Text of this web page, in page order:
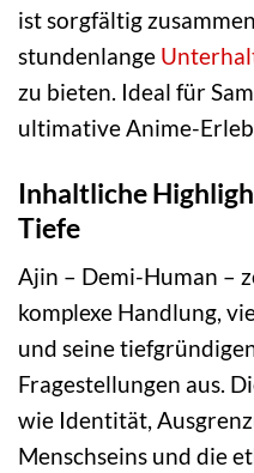
ist sorgfältig
stundenlange
zu bieten. Ideal für
ultimative Anime-
Inhaltliche
Tiefe
Ajin – Demi-Human –
komplexe Handlung,
und seine
Fragestellungen aus.
wie Identität,
Menschseins und die